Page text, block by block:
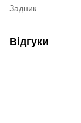
Задник
Відгуки